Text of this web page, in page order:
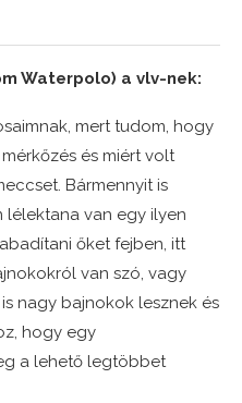
Waterpolo) a vlv-nek:
mert tudom, hogy
és miért volt
Bármennyit is
lélektana van egy ilyen
őket fejben, itt
van szó, vagy
nagy bajnokok lesznek és
hogy egy
a lehető legtöbbet